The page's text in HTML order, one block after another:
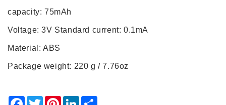
capacity: 75mAh
Voltage: 3V Standard current: 0.1mA
Material: ABS
Package weight: 220 g / 7.76oz
Facebook
TwitterPinterestLinkedIn